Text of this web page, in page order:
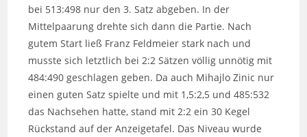
bei 513:498 nur den 3. Satz abgeben. In der
Mittelpaarung drehte sich dann die Partie. Nach
gutem Start ließ Franz Feldmeier stark nach und
musste sich letztlich bei 2:2 Sätzen völlig unnötig mit
484:490 geschlagen geben. Da auch Mihajlo Zinic nur
einen guten Satz spielte und mit 1,5:2,5 und 485:532
das Nachsehen hatte, stand mit 2:2 ein 30 Kegel
Rückstand auf der Anzeigetafel. Das Niveau wurde